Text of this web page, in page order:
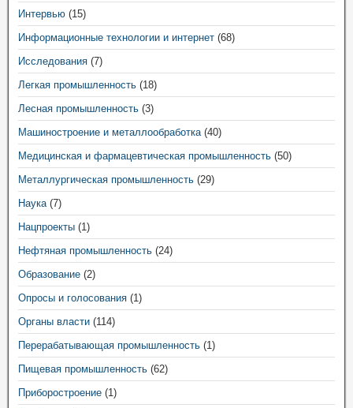
Интервью (15)
Информационные технологии и интернет (68)
Исследования (7)
Легкая промышленность (18)
Лесная промышленность (3)
Машиностроение и металлообработка(40)
Медицинская и фармацевтическая промышленность (50)
Металлургическая промышленность (29)
Наука(7)
Нацпроекты (1)
Нефтяная промышленность (24)
Образование (2)
Опросы и голосования (1)
Органы власти (114)
Перерабатывающая промышленность (1)
Пищевая промышленность (62)
Приборостроение (1)